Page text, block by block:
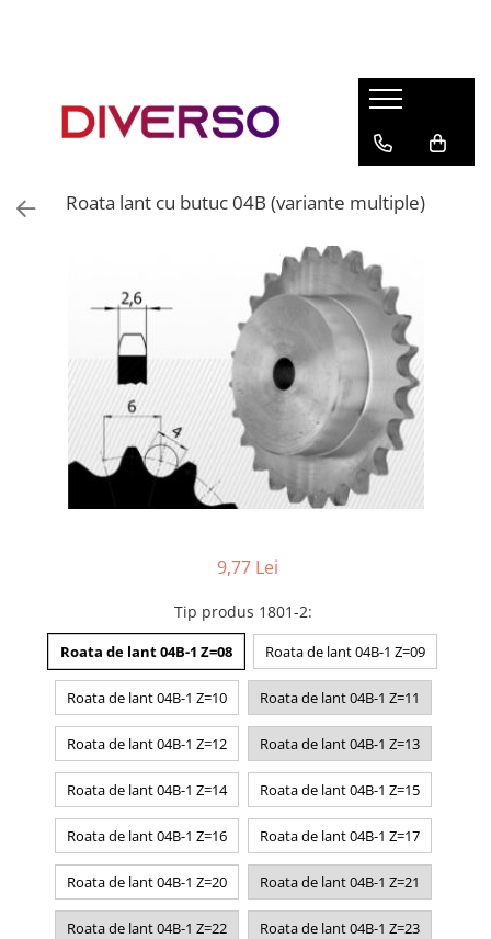
ASA
MULTIMATERIAL
Roata lant cu butuc 04B (variante multiple)
9,77 Lei
Tip produs 1801-2:
Roata de lant 04B-1 Z=08 Roata de lant 04B-1 Z=09
Roata de lant 04B-1 Z=10 Roata de lant 04B-1 Z=11
Roata de lant 04B-1 Z=12 Roata de lant 04B-1 Z=13
Roata de lant 04B-1 Z=14 Roata de lant 04B-1 Z=15
Roata de lant 04B-1 Z=16 Roata de lant 04B-1 Z=17
Roata de lant 04B-1 Z=20 Roata de lant 04B-1 Z=21
Roata de lant 04B-1 Z=22 Roata de lant 04B-1 Z=23